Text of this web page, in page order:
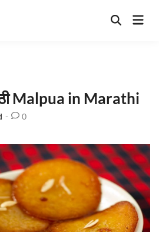
Open
Malpua in Marathi
- 0